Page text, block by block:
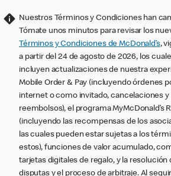
Nuestros Términos y Condiciones han
Tómate unos minutos para revisar los
Términos y Condiciones de McDonald’s,
a partir del 24 de agosto de 2026, los
incluyen actualizaciones de nuestra
Mobile Order & Pay (incluyendo órdenes
internet o como invitado, cancelaciones y
reembolsos), el programa MyMcDonald’s
(incluyendo las recompensas de los
las cuales pueden estar sujetas a los
estos), funciones de valor acumulado,
tarjetas digitales de regalo, y la resolución
disputas y el proceso de arbitraje. Al seguir